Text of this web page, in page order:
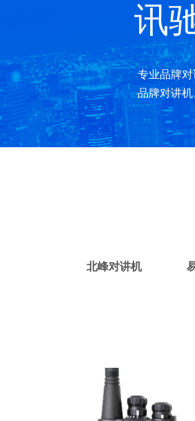
讯
专业品牌对
品牌对讲
北峰对讲机